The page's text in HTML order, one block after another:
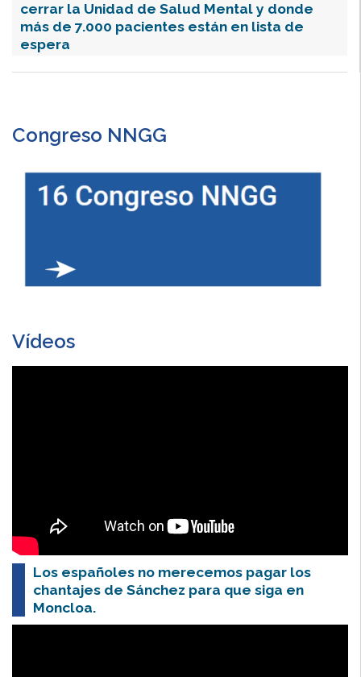
cerrar la Unidad de Salud Mental y donde
más de 7.000 pacientes están en lista de
espera
Congreso NNGG
Vídeos
Los españoles no merecemos pagar los
chantajes de Sánchez para que siga en
Moncloa.